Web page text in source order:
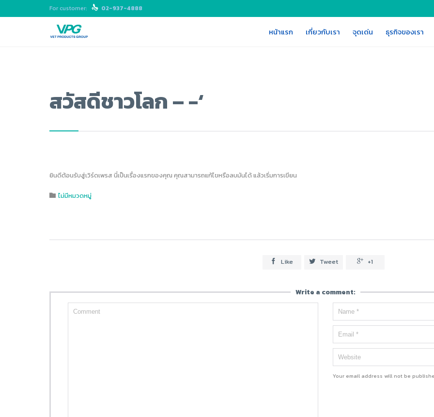
For customer:  02-937-4888
หน้าแรก เกี่ยวกับเรา จุดเด่น ธุรกิจของเรา
สวัสดีชาวโลก – -‘
ยินดีต้อนรับสู่เวิร์ดเพรส นี่เป็นเรื่องแรกของคุณ คุณสามารถแก้ไขหรือลบมันได้ แล้วเริ่มการเขียน
 Category
ไม่มีหมวดหมู่
 Like  Tweet  +1
Write a comment:
Your email address will not be